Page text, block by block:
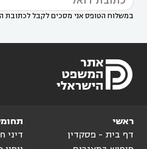
במשלוח הטופס אני מסכים לקבל לכתובת
ראשי
דף בית - פסקדין
דיני